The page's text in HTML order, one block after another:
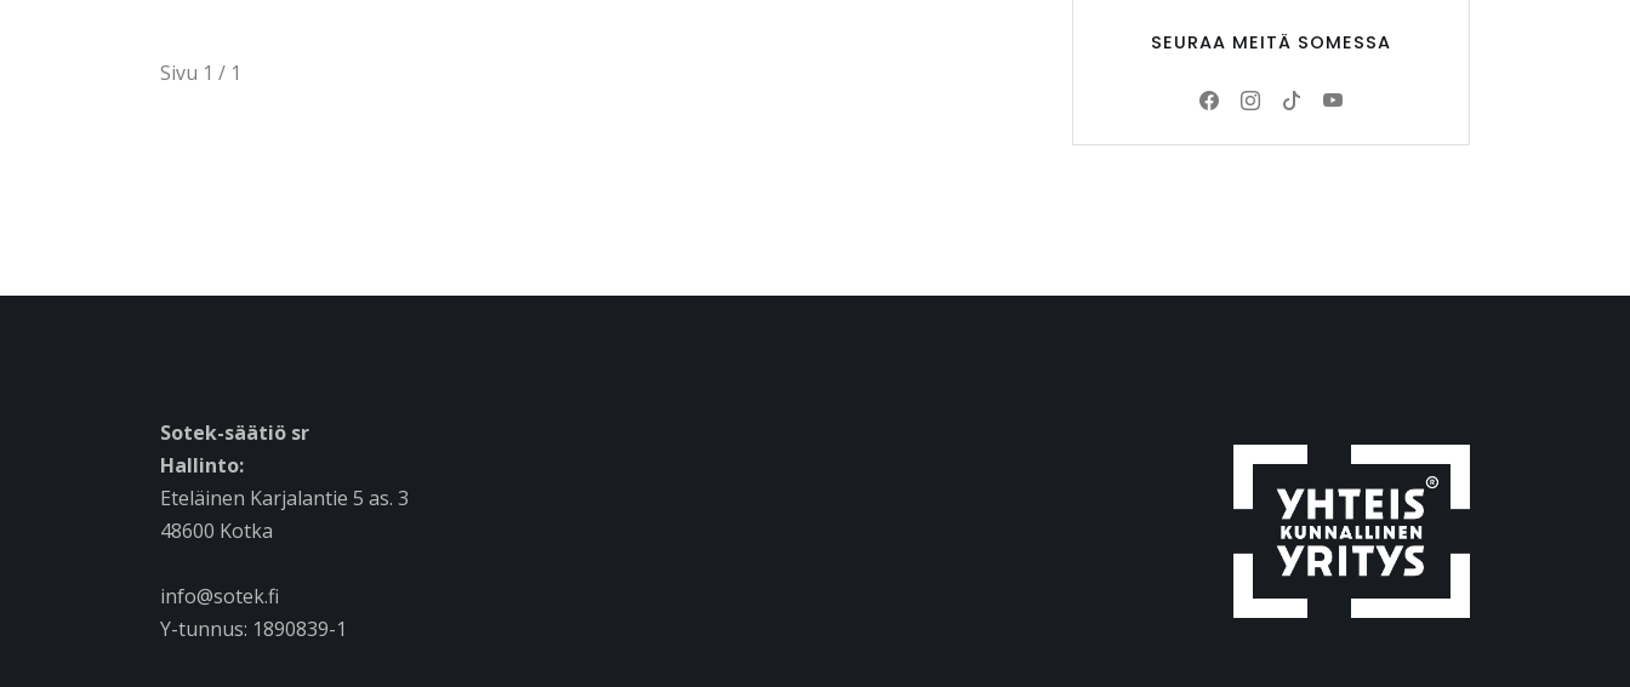
Sivu 1 / 1
asiantuntijablogi
askartelu
askartelu- ja käsityötuotteet
digiopastaja-kurssi
digitaalisuus
digitaidot haltuun
digitaitojen opettelu
SEURAA MEITÄ SOMESSA
Sotek-säätiö sr
Hallinto:
Eteläinen Karjalantie 5 as. 3
48600 Kotka
info@sotek.fi
Y-tunnus: 1890839-1